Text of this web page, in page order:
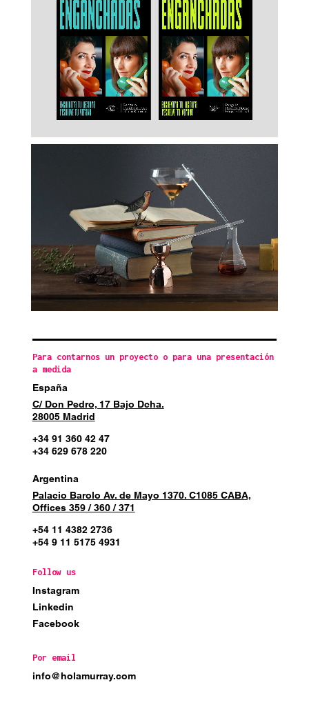
Para contarnos un proyecto o para una presentación
a medida
España
C/ Don Pedro, 17 Bajo Dcha.
28005 Madrid
+34 91 360 42 47
+34 629 678 220
Argentina
Palacio Barolo Av. de Mayo 1370. C1085 CABA,
Offices 359 / 360 / 371
+54 11 4382 2736
+54 9 11 5175 4931
Follow us
Instagram
Linkedin
Facebook
Por email
info@holamurray.com